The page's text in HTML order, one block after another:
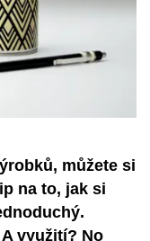
můžete si
na to, jak si
využití? No